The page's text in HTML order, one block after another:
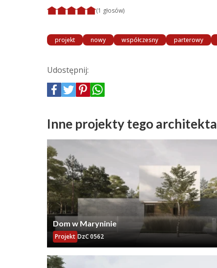
(1 głosów)
projekt nowy współczesny parterowy
Udostępnij:
Inne projekty tego architekta
Dom w Maryninie
Projekt DzC 0562